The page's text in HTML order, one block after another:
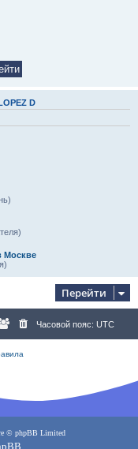
D
Москве
Перейти
Часовой пояс: UTC
© phpBB Limited